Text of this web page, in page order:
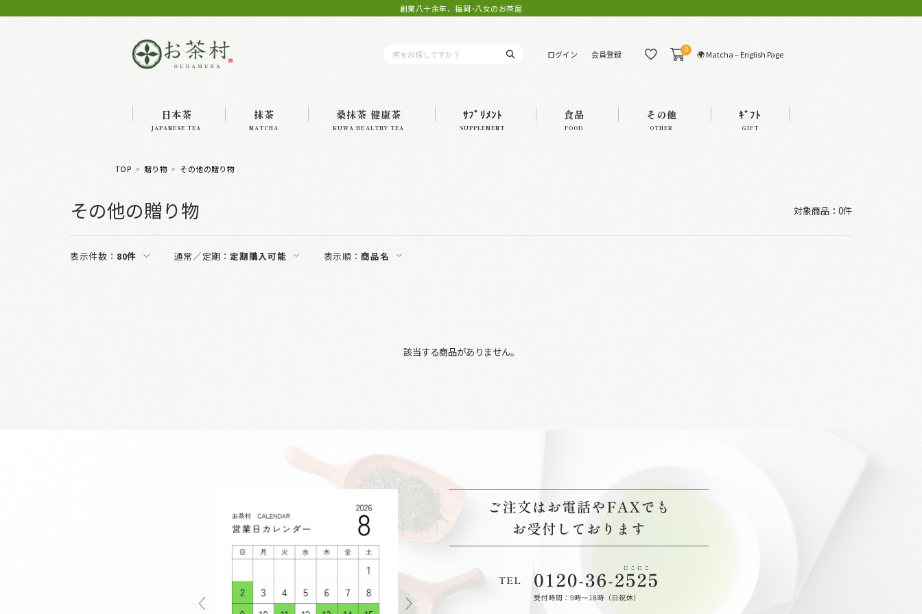
創業八十余年、福岡･八女のお茶屋
ログイン 会員登録 0 🌍 Matcha – English Page
日本茶
JAPANESE TEA
抹茶
MATCHA
桑抹茶 健康茶
KUWA HEALTHY TEA
ｻﾌﾟﾘﾒﾝﾄ
SUPPLEMENT
食品
FOOD
その他
OTHER
ｷﾞﾌﾄ
GIFT
TOP 贈り物 その他の贈り物
その他の贈り物 対象商品：0件
表示件数： 80件 通常／定期：定期購入可能 表示順：商品名
該当する商品がありません。